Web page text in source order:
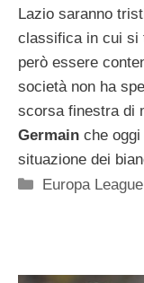
Lazio saranno
classifica in cui si
però essere
società non ha
scorsa finestra di
Germain che
situazione dei
Categorie
Europa League